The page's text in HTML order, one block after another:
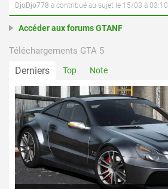
DjoDjo778 a contribué au sujet le 15/03 à 03:10
Accéder aux forums GTANF
Téléchargements GTA 5
Derniers Top Note